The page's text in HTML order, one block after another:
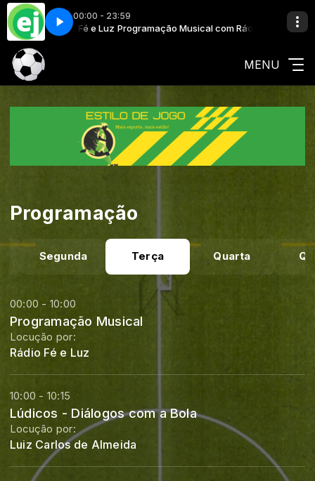
00:00 - 23:59
com Rádio Fé e Luz Programação Musical com Rádio Fé e Luz
ME THE SPINS FINALTimothy James - GIVE ME THE SPINS FINAL
MENU
Programação
Segunda Terça Quarta
00:00 - 10:00
Programação Musical
Locução por:
Rádio Fé e Luz
10:00 - 10:15
Lúdicos - Diálogos com a Bola
Locução por:
Luiz Carlos de Almeida